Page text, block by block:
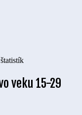
veku 15-29